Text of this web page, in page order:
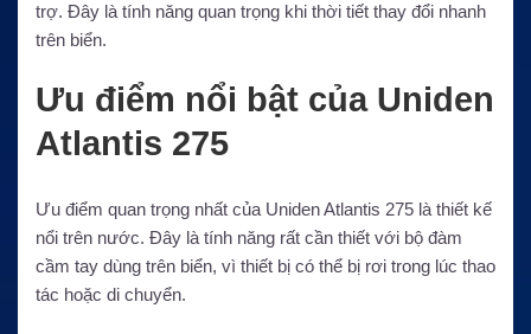
trợ. Đây là tính năng quan trọng khi thời tiết thay đổi nhanh
trên biển.
Ưu điểm nổi bật của Uniden
Atlantis 275
Ưu điểm quan trọng nhất của Uniden Atlantis 275 là thiết kế
nổi trên nước. Đây là tính năng rất cần thiết với bộ đàm
cầm tay dùng trên biển, vì thiết bị có thể bị rơi trong lúc thao
tác hoặc di chuyển.